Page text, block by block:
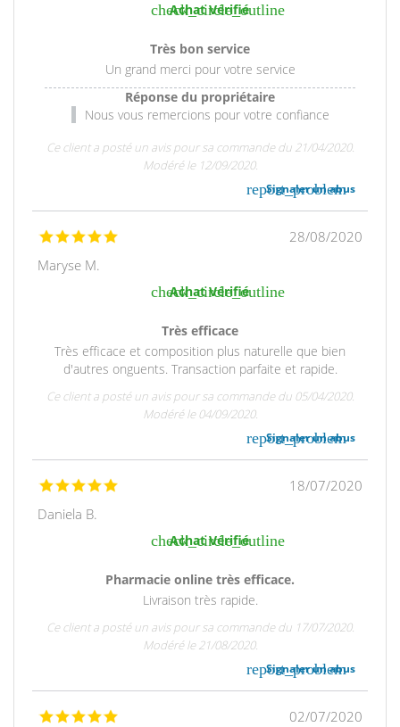
check_circle_outline
Achat Vérifié
Très bon service
Un grand merci pour votre service
Réponse du propriétaire
Nous vous remercions pour votre confiance
Ce client a posté un avis pour sa commande du 21/04/2020.
Modéré le 12/09/2020.
report_problem
Signaler un abus
28/08/2020
Maryse M.
check_circle_outline
Achat Vérifié
Très efficace
Très efficace et composition plus naturelle que bien
d'autres onguents. Transaction parfaite et rapide.
Ce client a posté un avis pour sa commande du 05/04/2020.
Modéré le 04/09/2020.
report_problem
Signaler un abus
18/07/2020
Daniela B.
check_circle_outline
Achat Vérifié
Pharmacie online très efficace.
Livraison très rapide.
Ce client a posté un avis pour sa commande du 17/07/2020.
Modéré le 21/08/2020.
report_problem
Signaler un abus
02/07/2020